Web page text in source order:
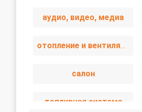
аудио, видео, медиа
отопление и вентиляция
салон
топливная система